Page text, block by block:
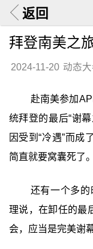
返回
拜登南美之
2024-11-20 动态
赴南美参加
统拜登的最后“谢
因受到“冷遇”而成
简直就要窝囊死了。
还有一个多
理说，在卸任的最
会，应当是完美谢